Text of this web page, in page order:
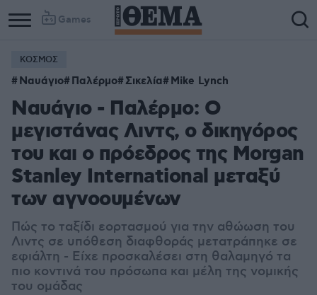
Games
ΚΟΣΜΟΣ
Ναυάγιο Παλέρμο Σικελία Mike Lynch
Ναυάγιο - Παλέρμο: Ο
μεγιστάνας Λιντς, ο δικηγόρος
του και ο πρόεδρος της Morgan
Stanley International μεταξύ
των αγνοουμένων
Πώς το ταξίδι εορτασμού για την αθώωση του
Λιντς σε υπόθεση διαφθοράς μετατράπηκε σε
εφιάλτη - Είχε προσκαλέσει στη θαλαμηγό τα
πιο κοντινά του πρόσωπα και μέλη της νομικής
του ομάδας